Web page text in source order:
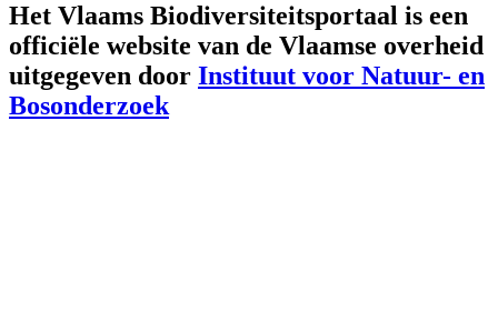
Het Vlaams Biodiversiteitsportaal is een
officiële website van de Vlaamse overheid
uitgegeven door Instituut voor Natuur- en
Bosonderzoek